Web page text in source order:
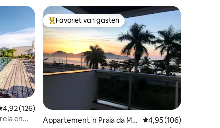
beoordeling van 4,92 op 5, 126 recensies
4,92 (126)
en
Topfavoriet van gasten
Favoriet van gasten
Appartement in Praia da Ma
Gemiddelde
4,95 (106)